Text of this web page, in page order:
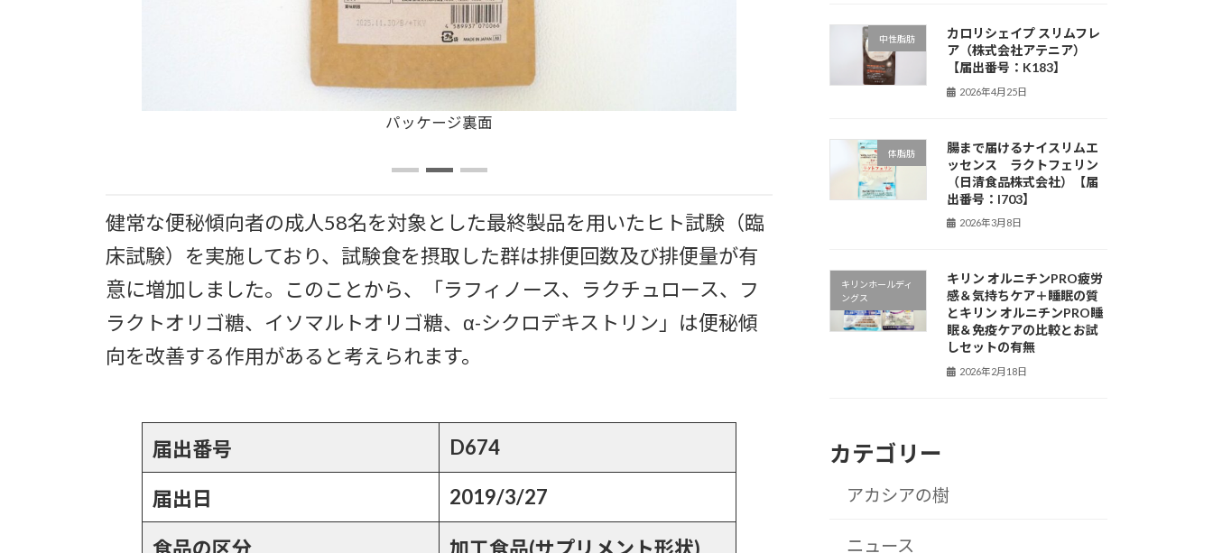
健常な便秘傾向者の成人58名を対象とした最終製品を用いたヒト試験（臨
床試験）を実施しており、試験食を摂取した群は排便回数及び排便量が有
意に増加しました。このことから、「ラフィノース、ラクチュロース、フ
ラクトオリゴ糖、イソマルトオリゴ糖、α-シクロデキストリン」は便秘傾
向を改善する作用があると考えられます。
届出番号 D674
届出日 2019/3/27
中性脂肪
カロリシェイプ スリムフレ
ア（株式会社アテニア）
【届出番号：K183】
2026年4月25日
体脂肪
腸まで届けるナイスリムエ
ッセンス ラクトフェリン
（日清食品株式会社）【届
出番号：I703】
2026年3月8日
キリンホールディ
ングス
キリン オルニチンPRO疲労
感＆気持ちケア＋睡眠の質
とキリン オルニチンPRO睡
眠＆免疫ケアの比較とお試
しセットの有無
2026年2月18日
カテゴリー
アカシアの樹
ニュース